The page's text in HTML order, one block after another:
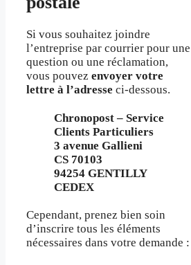
Si vous souhaitez joindre
l’entreprise par courrier pour une
question ou une réclamation,
vous pouvez envoyer votre
lettre à l’adresse ci-dessous.
Chronopost – Service
Clients Particuliers
3 avenue Gallieni
CS 70103
94254 GENTILLY
CEDEX
Cependant, prenez bien soin
d’inscrire tous les éléments
nécessaires dans votre demande :